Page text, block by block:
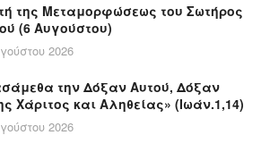
της Μεταμορφώσεως του Σωτήρος
(6 Αυγούστου)
2026
την Δόξαν Αυτού, Δόξαν
Χάριτος και Αληθείας» (Ιωάν.1,14)
2026